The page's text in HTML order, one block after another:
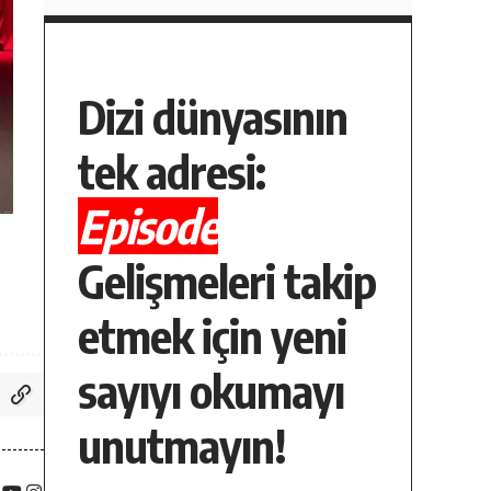
Dizi dünyasının
tek adresi:
Episode
Gelişmeleri takip
etmek için yeni
sayıyı okumayı
unutmayın!